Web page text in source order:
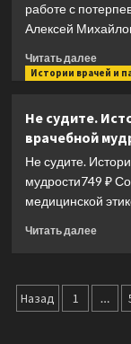
работе с
Алексей
Читать далее
по
телу:
истории
о
работе
Истории врачей и
Не судите.
врачебной
Не судите.
мудрости749 ₽
медицинской
Читать далее
Назад 1 …